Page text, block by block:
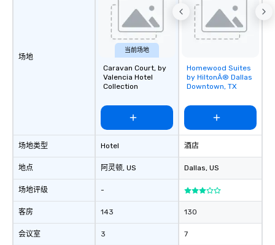
场地
场地类型
地点
场地评级
客房
会议室
当前场地
Caravan Court, by
Valencia Hotel
Collection
Hotel
阿灵顿, US
-
143
3
Removed from
favorites
Homewood Suites
by HiltonÂ® Dallas
Downtown, TX
酒店
Dallas, US
130
7